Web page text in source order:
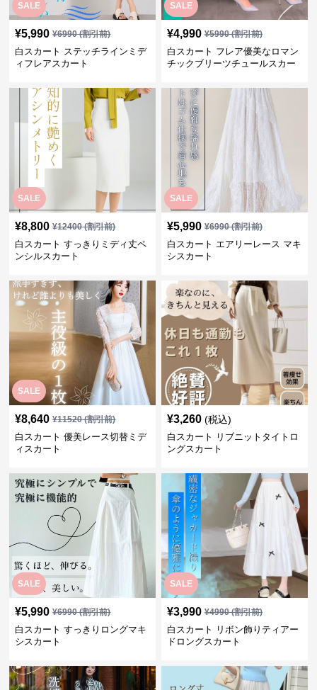
SALE
¥5,990 ¥6990(割引前)
白スカート ステッチラインミデ
ィフレアスカート
SALE
¥4,990 ¥5990(割引前)
白スカート フレア優美なロマン
チックブリーツチュールスカー
SALE
¥8,800 ¥12400(割引前)
白スカート すっきりミディ丈ペ
ンシルスカート
SALE
¥5,990 ¥6990(割引前)
白スカート エアリーレース マキ
シスカート
SALE
¥8,640 ¥11520(割引前)
白スカート 優美レース切替ミデ
ィスカート
¥3,260 (税込)
白スカート リブニットタイトロ
ングスカート
SALE
¥5,990 ¥6990(割引前)
白スカート すっきりロングマキ
シスカート
SALE
¥3,990 ¥4990(割引前)
白スカート リボン飾りティアー
ドロングスカート